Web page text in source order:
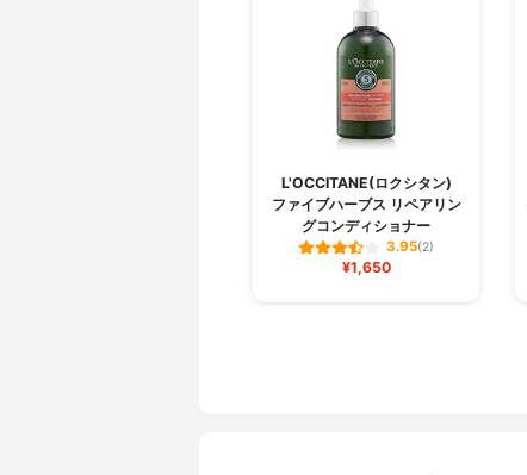
L'OCCITANE(ロクシタン)
ファイブハーブス リペアリン
グコンディショナー
3.95(2)
¥1,650